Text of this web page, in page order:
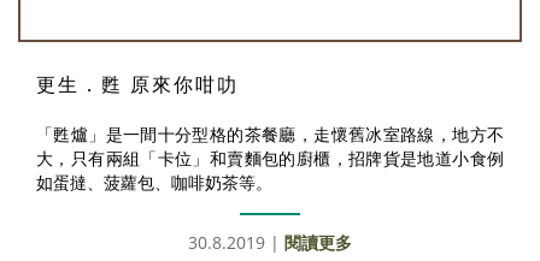
更生．甦 原來你咁叻
「甦爐」是一間十分型格的茶餐廳，走懷舊冰室路線，地方不
大，只有兩組「卡位」和賣麵包的廚櫃，招牌貨是地道小食例
如蛋撻、菠蘿包、咖啡奶茶等。
30.8.2019 | 閱讀更多